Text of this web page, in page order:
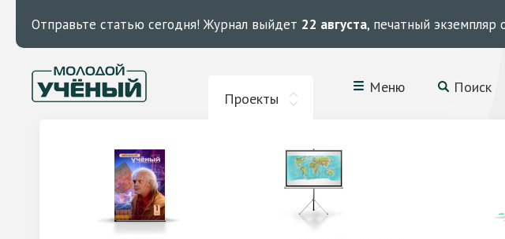
Отправьте статью сегодня! Журнал выйдет 22 августа, печатный экземпляр
Проекты
Меню Поиск